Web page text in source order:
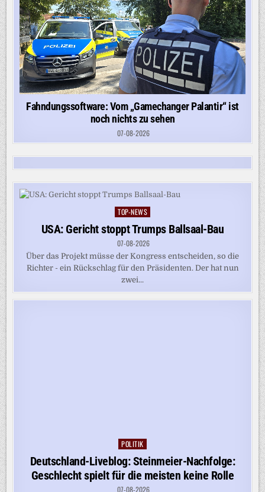
Fahndungssoftware: Vom „Gamechanger Palantir“ ist
noch nichts zu sehen
07-08-2026
Posted
TOP-NEWS
USA: Gericht stoppt Trumps Ballsaal-Bau
07-08-2026
Über das Projekt müsse der Kongress entscheiden, so die
Richter - ein Rückschlag für den Präsidenten. Der hat nun
zwei...
Posted
POLITIK
Deutschland-Liveblog: Steinmeier-Nachfolge:
Geschlecht spielt für die meisten keine Rolle
07-08-2026